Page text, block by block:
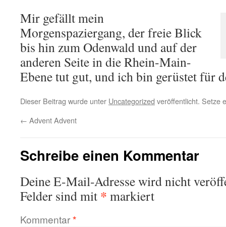
Mir gefällt mein
Morgenspaziergang, der freie Blick
bis hin zum Odenwald und auf der
anderen Seite in die Rhein-Main-
Ebene tut gut, und ich bin gerüstet für
Dieser Beitrag wurde unter Uncategorized veröffentlicht. Setze
← Advent Advent
Schreibe einen Kommentar
Deine E-Mail-Adresse wird nicht
Felder sind mit * markiert
Kommentar*